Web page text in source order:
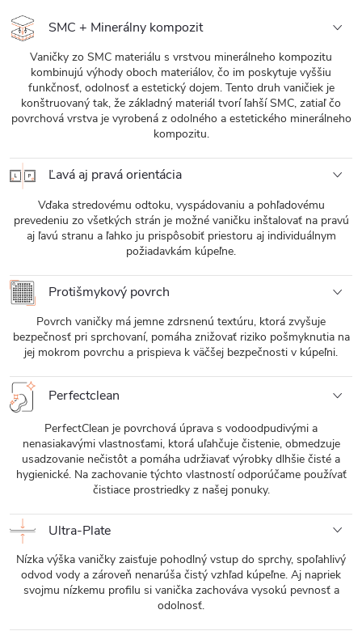
SMC + Minerálny kompozit
Vaničky zo SMC materiálu s vrstvou minerálneho kompozitu
kombinujú výhody oboch materiálov, čo im poskytuje vyššiu
funkčnosť, odolnosť a estetický dojem. Tento druh vaničiek je
konštruovaný tak, že základný materiál tvorí ľahší SMC, zatiaľ čo
povrchová vrstva je vyrobená z odolného a estetického minerálneho
kompozitu.
Ľavá aj pravá orientácia
Vďaka stredovému odtoku, vyspádovaniu a pohľadovému
prevedeniu zo všetkých strán je možné vaničku inštalovať na pravú
aj ľavú stranu a ľahko ju prispôsobiť priestoru aj individuálnym
požiadavkám kúpeľne.
Protišmykový povrch
Povrch vaničky má jemne zdrsnenú textúru, ktorá zvyšuje
bezpečnosť pri sprchovaní, pomáha znižovať riziko pošmyknutia na
jej mokrom povrchu a prispieva k väčšej bezpečnosti v kúpeľni.
Perfectclean
PerfectClean je povrchová úprava s vodoodpudivými a
nenasiakavými vlastnosťami, ktorá uľahčuje čistenie, obmedzuje
usadzovanie nečistôt a pomáha udržiavať výrobky dlhšie čisté a
hygienické. Na zachovanie týchto vlastností odporúčame používať
čistiace prostriedky z našej ponuky.
Ultra-Plate
Nízka výška vaničky zaisťuje pohodlný vstup do sprchy, spoľahlivý
odvod vody a zároveň nenarúša čistý vzhľad kúpeľne. Aj napriek
svojmu nízkemu profilu si vanička zachováva vysokú pevnosť a
odolnosť.